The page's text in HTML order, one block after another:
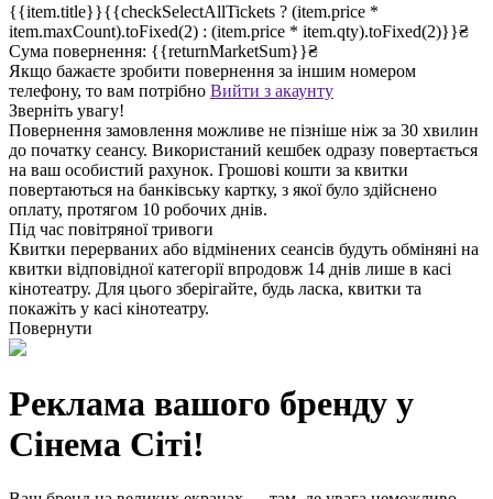
{{item.title}}{{checkSelectAllTickets ? (item.price *
item.maxCount).toFixed(2) : (item.price * item.qty).toFixed(2)}}₴
Сума повернення: {{returnMarketSum}}₴
Якщо бажаєте зробити повернення за іншим номером
телефону, то вам потрібно Вийти з акаунту
Зверніть увагу!
Повернення замовлення можливе не пізніше ніж за 30 хвилин
до початку сеансу. Використаний кешбек одразу повертається
на ваш особистий рахунок. Грошові кошти за квитки
повертаються на банківську картку, з якої було здійснено
оплату, протягом 10 робочих днів.
Під час повітряної тривоги
Квитки перерваних або відмінених сеансів будуть обміняні на
квитки відповідної категорії впродовж 14 днів лише в касі
кінотеатру. Для цього зберігайте, будь ласка, квитки та
покажіть у касі кінотеатру.
Повернути
Реклама вашого бренду у
Сінема Сіті!